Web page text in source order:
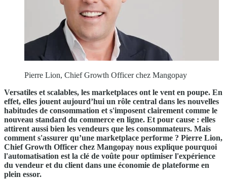
Pierre Lion, Chief Growth Officer chez Mangopay
Versatiles et scalables, les marketplaces ont le vent en poupe. En
effet, elles jouent aujourd’hui un rôle central dans les nouvelles
habitudes de consommation et s'imposent clairement comme le
nouveau standard du commerce en ligne. Et pour cause : elles
attirent aussi bien les vendeurs que les consommateurs. Mais
comment s'assurer qu’une marketplace performe ? Pierre Lion,
Chief Growth Officer chez Mangopay nous explique pourquoi
l'automatisation est la clé de voûte pour optimiser l'expérience
du vendeur et du client dans une économie de plateforme en
plein essor.